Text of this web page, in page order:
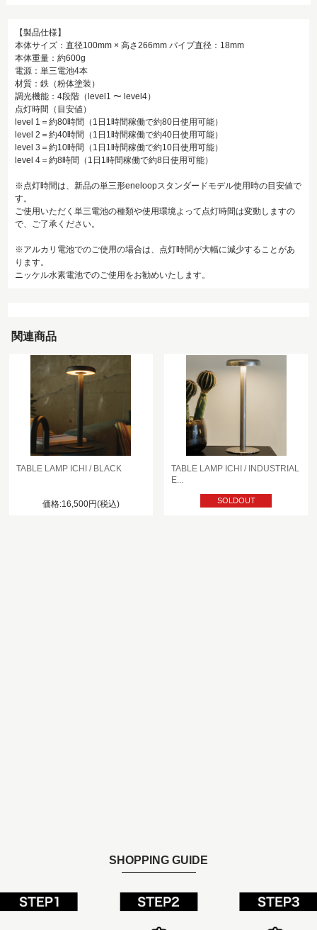
【製品仕様】
本体サイズ：直径100mm × 高さ266mm パイプ直径：18mm
本体重量：約600g
電源：単三電池4本
材質：鉄（粉体塗装）
調光機能：4段階（level1 〜 level4）
点灯時間（目安値）
level 1＝約80時間（1日1時間稼働で約80日使用可能）
level 2＝約40時間（1日1時間稼働で約40日使用可能）
level 3＝約10時間（1日1時間稼働で約10日使用可能）
level 4＝約8時間（1日1時間稼働で約8日使用可能）
※点灯時間は、新品の単三形eneloopスタンダードモデル使用時の目安値で
す。
ご使用いただく単三電池の種類や使用環境よって点灯時間は変動しますの
で、ご了承ください。
※アルカリ電池でのご使用の場合は、点灯時間が大幅に減少することがあ
ります。
ニッケル水素電池でのご使用をお勧めいたします。
関連商品
TABLE LAMP ICHI / BLACK
価格:16,500円(税込)
TABLE LAMP ICHI / INDUSTRIAL
E...
SOLDOUT
SHOPPING GUIDE